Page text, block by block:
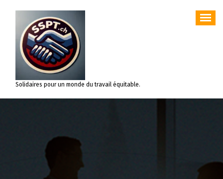
contenu
Solidaires pour un monde du travail équitable.